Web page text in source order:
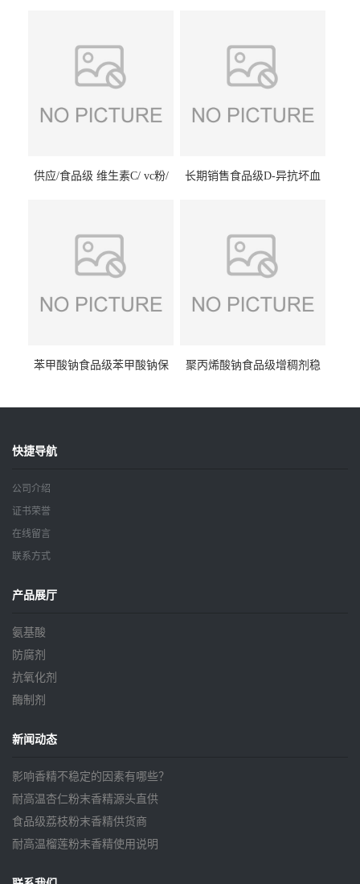
供应/食品级 维生素C/ vc粉/
长期销售食品级D-异抗坏血
苯甲酸钠食品级苯甲酸钠保
聚丙烯酸钠食品级增稠剂稳
快捷导航
公司介绍
证书荣誉
在线留言
联系方式
产品展厅
氨基酸
防腐剂
抗氧化剂
酶制剂
新闻动态
影响香精不稳定的因素有哪些？
耐高温杏仁粉末香精源头直供
食品级荔枝粉末香精供货商
耐高温榴莲粉末香精使用说明